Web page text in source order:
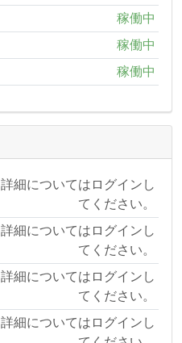
稼働中
稼働中
稼働中
詳細についてはログインし
てください。
詳細についてはログインし
てください。
詳細についてはログインし
てください。
詳細についてはログインし